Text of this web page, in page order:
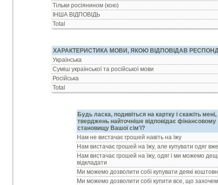
Тiльки росiянином (кою)
IНША ВIДПОВIДЬ
Total
ХАРАКТЕРИСТИКА МОВИ, ЯКОЮ ВIДПОВIДАВ
Українська
Сумiш української та росiйської мови
Росiйська
Total
Будь ласка, подивiться на картку i скажiть менi,
тверджень найточнiше вiдповiдає фiнансовому
становищу Вашої сiм'ї?
Нам не вистачає грошей навiть на їжу
Нам вистачає грошей на їжу, але купувати одяг
Нам вистачає грошей на їжу, одяг i ми можемо
вiдкладати
Ми можемо дозволити собi купувати деякi
Ми можемо дозволити собi купити все, що